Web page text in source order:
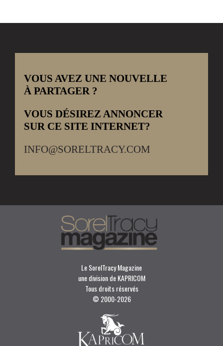
VOUS AVEZ UNE NOUVELLE
À PARTAGER ?
VOUS DÉSIREZ ANNONCER
SUR CE SITE INTERNET?
INFO@SORELTRACY.COM
Le SorelTracy Magazine
une division de KAPRICOM
Tous droits réservés
© 2000-2026